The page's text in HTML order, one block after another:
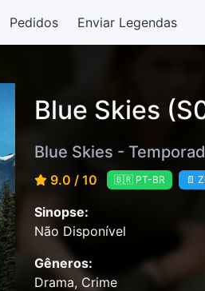
Pedidos Enviar Legendas
Blue Skies
Blue Skies -
9.0 / 10 🇧🇷 PT-BR 📄
Sinopse:
Não Disponível
Gêneros:
Drama, Crime